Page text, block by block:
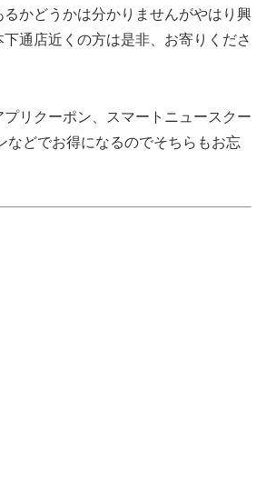
かどうかは分かりませんがやはり興
通店近くの方は是非、お寄りくださ
リクーポン、スマートニュースクー
などでお得になるのでそちらもお忘